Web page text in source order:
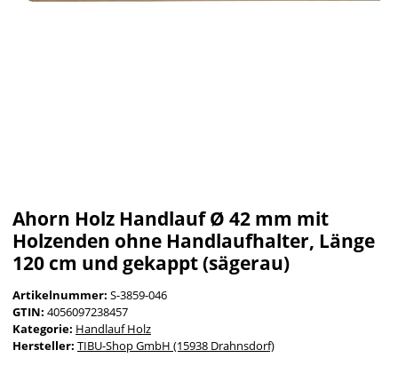
Ahorn Holz Handlauf Ø 42 mm mit
Holzenden ohne Handlaufhalter, Länge
120 cm und gekappt (sägerau)
Artikelnummer: S-3859-046
GTIN: 4056097238457
Kategorie: Handlauf Holz
Hersteller: TIBU-Shop GmbH (15938 Drahnsdorf)